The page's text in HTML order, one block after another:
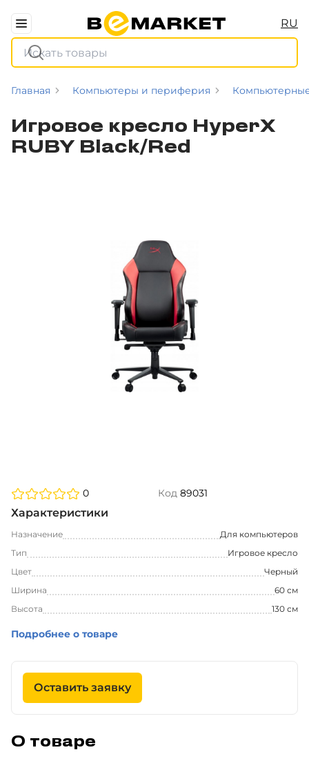
RU
Главная Компьютеры и периферия
Игровое кресло HyperX
RUBY Black/Red
0 Код 89031
Характеристики
Назначение
Для компьютеров
Тип
Игровое кресло
Цвет
Черный
Ширина
60 см
Высота
130 см
Подробнее о товаре
Оставить заявку
О товаре